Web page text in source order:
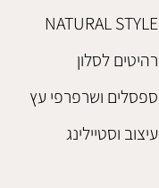
NATURAL STYLE
רהיטים לסלון
ספסלים ושרפרפי עץ
עיצוב וסטיילינג